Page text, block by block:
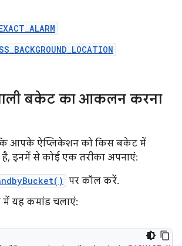
वाली बकेट का आकलन करना
आपके ऐप्लिकेशन को किस बकेट में
इनमें से कोई एक तरीका अपनाएं:
पर कॉल करें.
में यह कमांड चलाएं: